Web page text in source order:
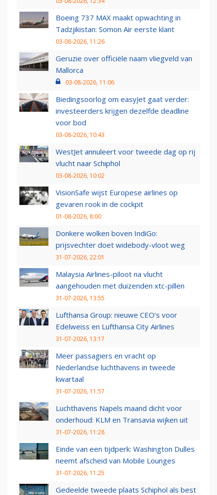
Boeing 737 MAX maakt opwachting in
Tadzjikistan: Somon Air eerste klant
03-08-2026, 11:26
Geruzie over officiële naam vliegveld van
Mallorca
03-08-2026, 11:06
Biedingsoorlog om easyJet gaat verder:
investeerders krijgen dezelfde deadline
voor bod
03-08-2026, 10:43
WestJet annuleert voor tweede dag op rij
vlucht naar Schiphol
03-08-2026, 10:02
VisionSafe wijst Europese airlines op
gevaren rook in de cockpit
01-08-2026, 8:00
Donkere wolken boven IndiGo:
prijsvechter doet widebody-vloot weg
31-07-2026, 22:01
Malaysia Airlines-piloot na vlucht
aangehouden met duizenden xtc-pillen
31-07-2026, 13:55
Lufthansa Group: nieuwe CEO’s voor
Edelweiss en Lufthansa City Airlines
31-07-2026, 13:17
Meer passagiers en vracht op
Nederlandse luchthavens in tweede
kwartaal
31-07-2026, 11:57
Luchthavens Napels maand dicht voor
onderhoud: KLM en Transavia wijken uit
31-07-2026, 11:28
Einde van een tijdperk: Washington Dulles
neemt afscheid van Mobile Lounges
31-07-2026, 11:25
Gedeelde tweede plaats Schiphol als best